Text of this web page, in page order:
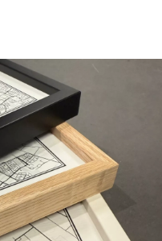
na Marathon Hardloop